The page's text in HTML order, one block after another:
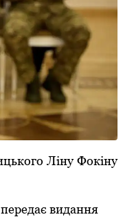
Ліну Фoкіну
видання